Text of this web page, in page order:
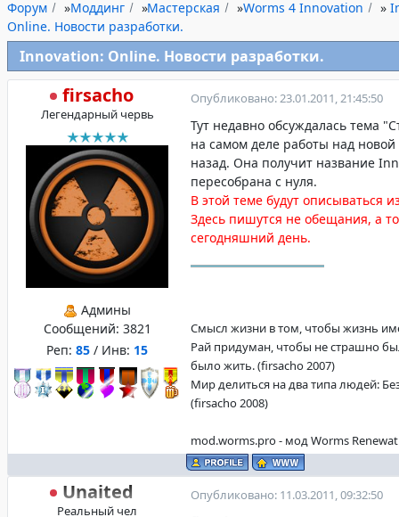
Форум »Моддинг »Мастерская »Worms 4 Innovation »
Online. Новости разработки.
Innovation: Online. Новости разработки.
firsacho
Легендарный червь
Админы
Сообщений: 3821
Реп: 85 / Инв: 15
Опубликовано: 23.01.2011, 21:45:50
Тут недавно обсуждалась тема
на самом деле работы над
назад. Она получит название
пересобрана с нуля.
В этой теме будут описываться
Здесь пишутся не обещания, а
сегодняшний день.
Смысл жизни в том, чтобы жизнь
Рай придуман, чтобы не страшно
было жить. (firsacho 2007)
Мир делиться на два типа людей:
(firsacho 2008)
mod.worms.pro - мод Worms
Unaited
Реальный чел
Опубликовано: 11.03.2011, 09:32:50